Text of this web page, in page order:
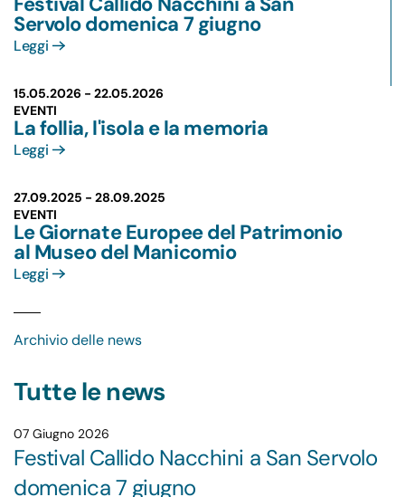
Servolo domenica 7 giugno
Leggi
15.05.2026 - 22.05.2026
EVENTI
La follia, l'isola e la memoria
Leggi
27.09.2025 - 28.09.2025
EVENTI
Le Giornate Europee del Patrimonio
al Museo del Manicomio
Leggi
Archivio delle news
Tutte le news
07 Giugno 2026
Festival Callido Nacchini a San Servolo
domenica 7 giugno